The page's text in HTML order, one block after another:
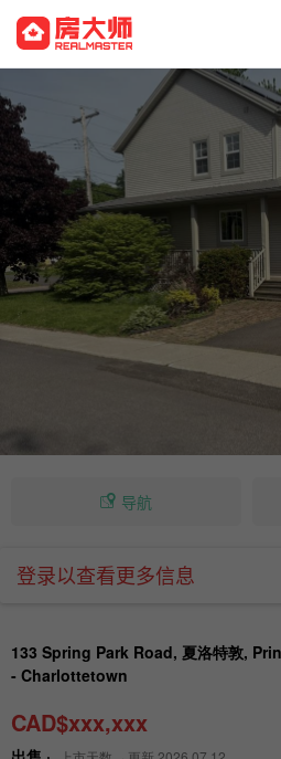
导航
登录以查看更多信息